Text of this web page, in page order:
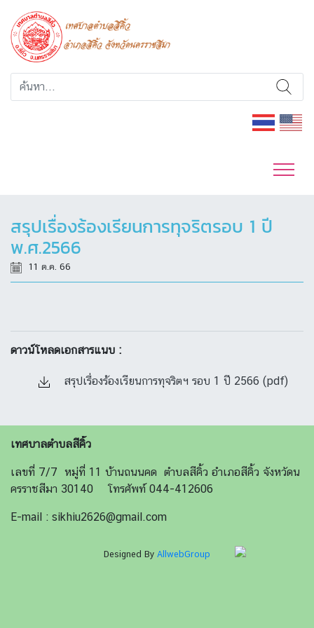
สรุปเรื่องร้องเรียนการทุจริตรอบ 1 ปี
พ.ศ.2566
11 ต.ค. 66
ดาวน์โหลดเอกสารแนบ :
สรุปเรื่องร้องเรียนการทุจริตฯ รอบ 1 ปี 2566 (pdf)
เทศบาลตำบลสีคิ้ว
เลขที่ 7/7 หมู่ที่ 11 บ้านถนนคด ตำบลสีคิ้ว อำเภอสีคิ้ว จังหวัดน
ครราชสีมา 30140 โทรศัพท์ 044-412606
E-mail : sikhiu2626@gmail.com
Designed By AllwebGroup